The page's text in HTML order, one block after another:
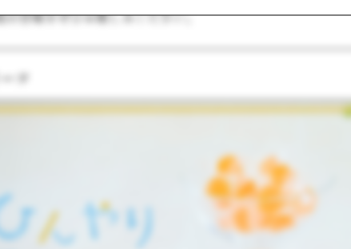
の甘味をぜひお楽しみください。
ツ